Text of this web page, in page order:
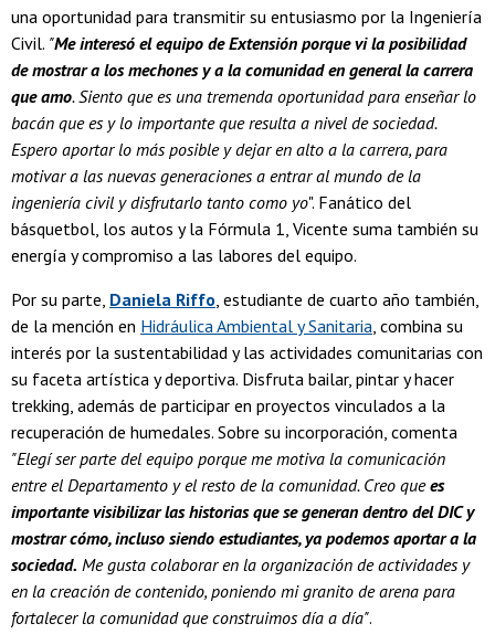
una oportunidad para transmitir su entusiasmo por la Ingeniería
Civil. "Me interesó el equipo de Extensión porque vi la posibilidad
de mostrar a los mechones y a la comunidad en general la carrera
que amo. Siento que es una tremenda oportunidad para enseñar lo
bacán que es y lo importante que resulta a nivel de sociedad.
Espero aportar lo más posible y dejar en alto a la carrera, para
motivar a las nuevas generaciones a entrar al mundo de la
ingeniería civil y disfrutarlo tanto como yo". Fanático del
básquetbol, los autos y la Fórmula 1, Vicente suma también su
energía y compromiso a las labores del equipo.
Por su parte, Daniela Riffo , estudiante de cuarto año también,
de la mención en Hidráulica Ambiental y Sanitaria , combina su
interés por la sustentabilidad y las actividades comunitarias con
su faceta artística y deportiva. Disfruta bailar, pintar y hacer
trekking, además de participar en proyectos vinculados a la
recuperación de humedales. Sobre su incorporación, comenta
"Elegí ser parte del equipo porque me motiva la comunicación
entre el Departamento y el resto de la comunidad. Creo quees
importante visibilizar las historias que se generan dentro del DIC y
mostrar cómo, incluso siendo estudiantes, ya podemos aportar a la
sociedad. Me gusta colaborar en la organización de actividades y
en la creación de contenido, poniendo mi granito de arena para
fortalecer la comunidad que construimos día a día".